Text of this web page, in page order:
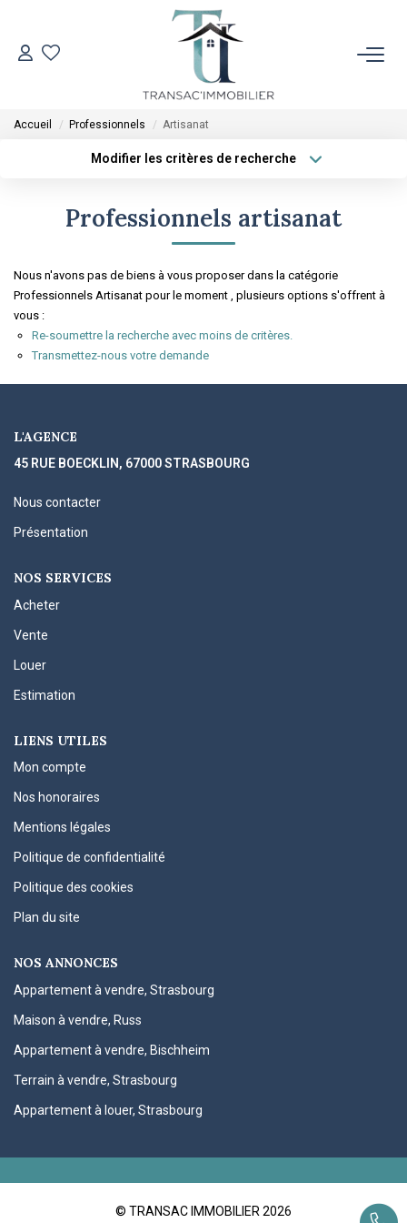
ACCUEIL
CONTACT
Accueil Professionnels Artisanat
Modifier les critères de recherche
Type de bien
Budget max Plus de critères
Professionnels artisanat
Nous n'avons pas de biens à vous proposer dans la catégorie
Professionnels Artisanat pour le moment , plusieurs options s'offrent à
vous :
Re-soumettre la recherche avec moins de critères.
Transmettez-nous votre demande
L'AGENCE
45 RUE BOECKLIN, 67000 STRASBOURG
Nous contacter
Présentation
NOS SERVICES
Acheter
Vente
Louer
Estimation
LIENS UTILES
Mon compte
Nos honoraires
Mentions légales
Politique de confidentialité
Politique des cookies
Plan du site
NOS ANNONCES
Appartement à vendre, Strasbourg
Maison à vendre, Russ
Appartement à vendre, Bischheim
Terrain à vendre, Strasbourg
Appartement à louer, Strasbourg
© TRANSAC IMMOBILIER 2026